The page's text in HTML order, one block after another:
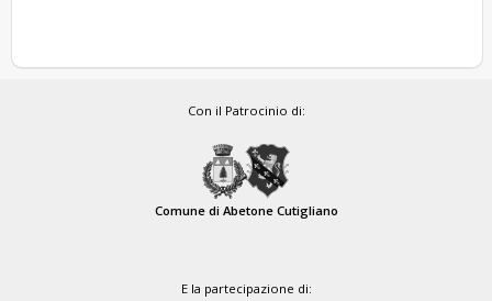
Con il Patrocinio di:
Comune di Abetone Cutigliano
E la partecipazione di: